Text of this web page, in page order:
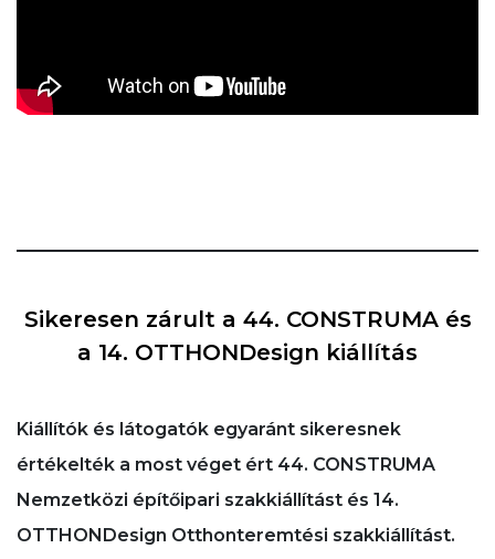
Sikeresen zárult a 44. CONSTRUMA és
a 14. OTTHONDesign kiállítás
Kiállítók és látogatók egyaránt sikeresnek
értékelték a most véget ért 44. CONSTRUMA
Nemzetközi építőipari szakkiállítást és 14.
OTTHONDesign Otthonteremtési szakkiállítást.